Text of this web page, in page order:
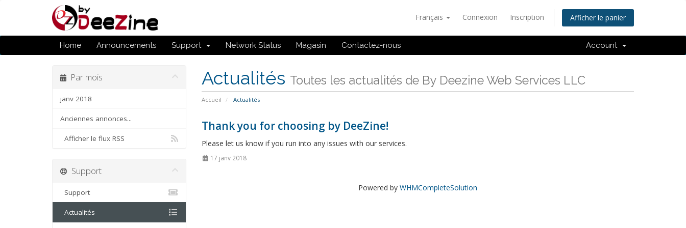
Français Connexion Inscription Afficher le panier
Home Announcements Support Network Status Magasin Contactez-nous Account
Actualités Toutes les actualités de By Deezine Web Services LLC
Accueil Actualités
Par mois
janv 2018
Anciennes annonces...
Afficher le flux RSS
Thank you for choosing by DeeZine!
Please let us know if you run into any issues with our services.
17 janv 2018
Powered by WHMCompleteSolution
Support
Support
Actualités